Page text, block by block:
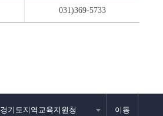
031)369-5733
경기도지역교육지원청 이동